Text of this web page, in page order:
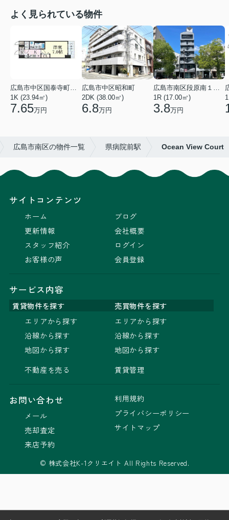
よく見られている物件
1K (23.94㎡)
7.65万円
広島市中区昭和町
2DK (38.00㎡)
6.8万円
1R (17.00㎡)
3.8万円
広島市南区の物件一覧 県病院前駅 Ocean View Court
サイトコンテンツ
ホーム
更新情報
スタッフ紹介
お客様の声
ブログ
会社概要
ログイン
会員登録
サービス内容
賃貸物件を探す
売買物件を探す
エリアから探す
沿線から探す
地図から探す
不動産を売る
エリアから探す
沿線から探す
地図から探す
賃貸管理
お問い合わせ
メール
売却査定
来店予約
利用規約
プライバシーポリシー
サイトマップ
© 株式会社K-1クリエイト All Rights Reserved.